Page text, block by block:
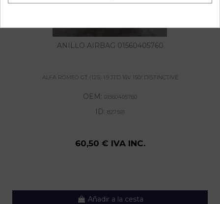
ANILLO AIRBAG 01560405760
ALFA ROMEO GT (125) 1.9 JTD 16V 150/ DISTINCTIVE
OEM: 01560405760
ID: 827591
60,50 € IVA INC.
Añadir a la cesta